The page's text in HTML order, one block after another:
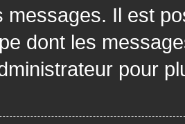
messages. Il est
dont les
pour